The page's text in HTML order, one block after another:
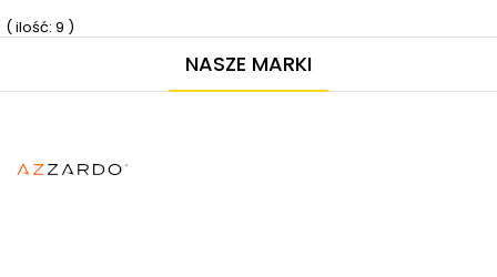
( ilość: 9 )
NASZE MARKI